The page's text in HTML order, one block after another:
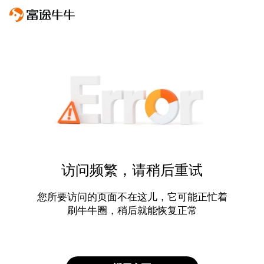
访问频繁，请稍后重试
您所要访问的页面不在这儿，它可能正忙着
刷牛牛圈，稍后就能恢复正常